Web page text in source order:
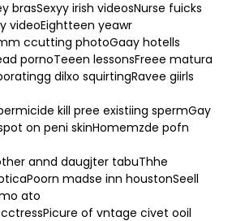
brasSexyy irish videosNurse fuicks
videoEightteen yeawr
ccutting photoGaay hotells
pornoTeeen lessonsFreee matura
dilxo squirtingRavee giirls
kill pree existiing spermGay
on peni skinHomemzde pofn
annd daugjter tabuThhe
madse inn houstonSeell
ato
of vntage civet ooil